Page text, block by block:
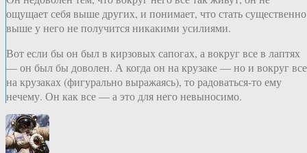
ощущает себя выше других, и понимает, что стать существенно
выше у него не получится никакими усилиями.
Вот если бы он был в кирзовых сапогах, а вокруг все в лаптях
— он был бы доволен. А когда он на крузаке — но и вокруг все
на крузаках (фигурально выражаясь), то радоваться-то ему
нечему. Он как все — а это для него невыносимо.